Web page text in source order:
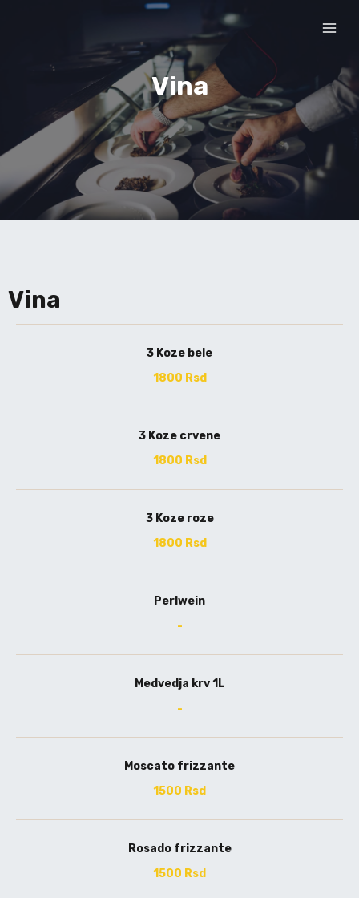
Vina
Vina
3 Koze bele
1800 Rsd
3 Koze crvene
1800 Rsd
3 Koze roze
1800 Rsd
Perlwein
-
Medvedja krv 1L
-
Moscato frizzante
1500 Rsd
Rosado frizzante
1500 Rsd